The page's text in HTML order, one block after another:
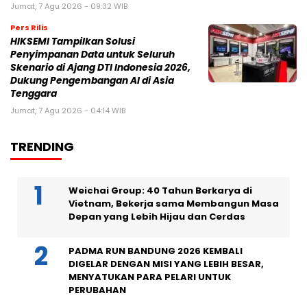
Jumat, 7 Agu 2026 - 09:32 WIB
Pers Rilis
HIKSEMI Tampilkan Solusi
Penyimpanan Data untuk Seluruh
Skenario di Ajang DTI Indonesia 2026,
Dukung Pengembangan AI di Asia
Tenggara
Jumat, 7 Agu 2026 - 04:14 WIB
TRENDING
Weichai Group: 40 Tahun Berkarya di
Vietnam, Bekerja sama Membangun Masa
Depan yang Lebih Hijau dan Cerdas
PADMA RUN BANDUNG 2026 KEMBALI
DIGELAR DENGAN MISI YANG LEBIH BESAR,
MENYATUKAN PARA PELARI UNTUK
PERUBAHAN